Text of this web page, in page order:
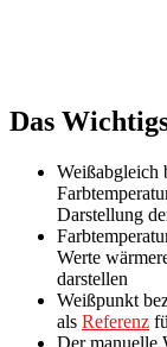
Das
Weißabgleich
Darstellung
Werte
darstellen
Weißpunkt
als Referenz
Der manuelle